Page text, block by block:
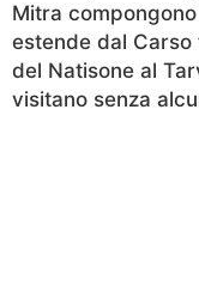
Mitra
estende dal Carso
del Natisone al
visitano senza